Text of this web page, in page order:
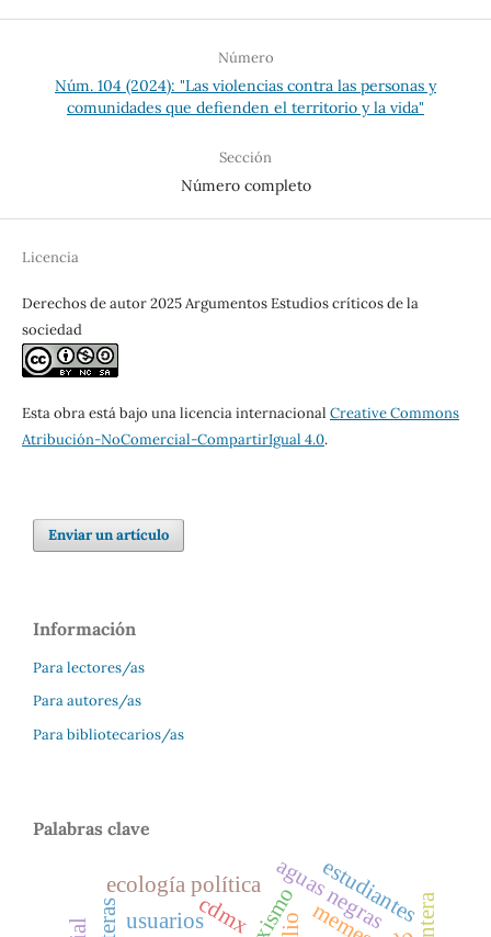
Número
Núm. 104 (2024): "Las violencias contra las personas y
comunidades que defienden el territorio y la vida"
Sección
Número completo
Licencia
Derechos de autor 2025 Argumentos Estudios críticos de la
sociedad
Esta obra está bajo una licencia internacional Creative Commons
Atribución-NoComercial-CompartirIgual 4.0.
Enviar un artículo
Información
Para lectores/as
Para autores/as
Para bibliotecarios/as
Palabras clave
aguas negras
usuarios memes
cdmx
ecología política estudiantes